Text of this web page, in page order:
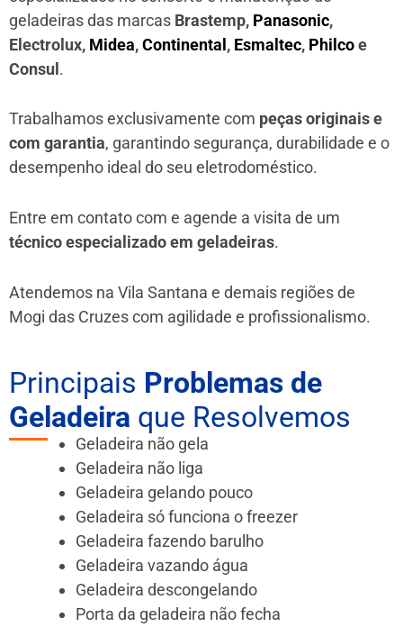
geladeiras das marcas Brastemp, Panasonic,
Electrolux, Midea,Continental, Esmaltec, Philcoe
Consul.
Trabalhamos exclusivamente com peças originais e
com garantia, garantindo segurança, durabilidade e o
desempenho ideal do seu eletrodoméstico.
Entre em contato com e agende a visita de um
técnico especializado em geladeiras.
Atendemos na Vila Santana e demais regiões de
Mogi das Cruzescom agilidade e profissionalismo.
Principais Problemas de
Geladeira que Resolvemos
Geladeira não gela
Geladeira não liga
Geladeira gelando pouco
Geladeira só funciona o freezer
Geladeira fazendo barulho
Geladeira vazando água
Geladeira descongelando
Porta da geladeira não fecha